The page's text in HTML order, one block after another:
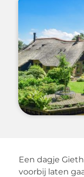
Een dagje
voorbij laten